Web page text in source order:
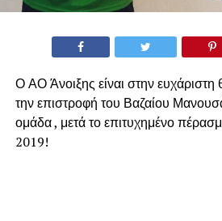
Ο ΑΟ Άνοιξης είναι στην ευχάριστη
την επιστροφή του Βαζαίου
ομάδα , μετά το επιτυχημένο
2019!